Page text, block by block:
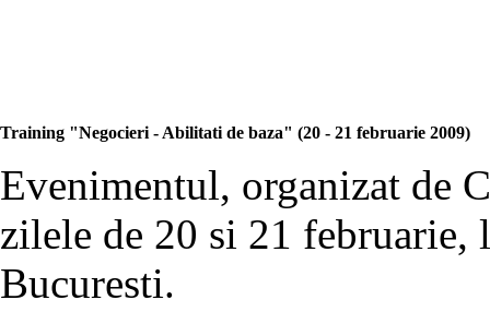
Training "Negocieri - Abilitati de baza" (20 - 21 februarie 2009)
Evenimentul, organizat de
zilele de 20 si 21 februarie,
Bucuresti.